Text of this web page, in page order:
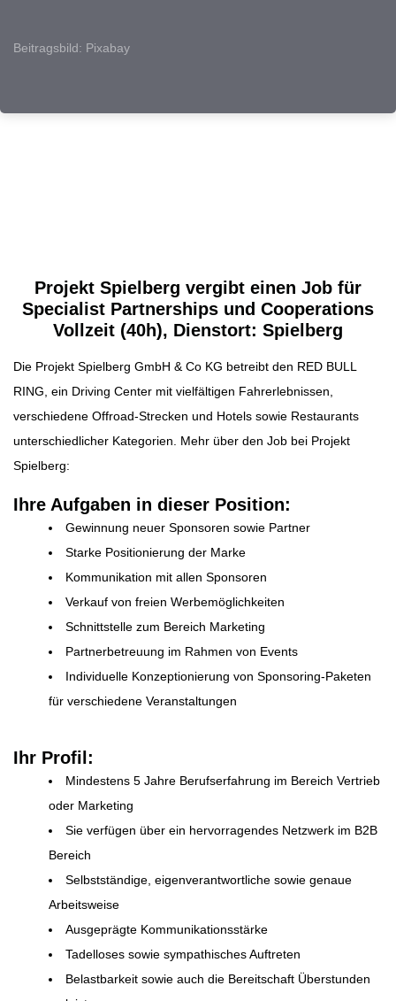
Beitragsbild: Pixabay
Projekt Spielberg vergibt einen Job für
Specialist Partnerships und Cooperations
Vollzeit (40h), Dienstort: Spielberg
Die Projekt Spielberg GmbH & Co KG betreibt den RED BULL
RING, ein Driving Center mit vielfältigen Fahrerlebnissen,
verschiedene Offroad-Strecken und Hotels sowie Restaurants
unterschiedlicher Kategorien. Mehr über den Job bei Projekt
Spielberg:
Ihre Aufgaben in dieser Position:
Gewinnung neuer Sponsoren sowie Partner
Starke Positionierung der Marke
Kommunikation mit allen Sponsoren
Verkauf von freien Werbemöglichkeiten
Schnittstelle zum Bereich Marketing
Partnerbetreuung im Rahmen von Events
Individuelle Konzeptionierung von Sponsoring-Paketen
für verschiedene Veranstaltungen
Ihr Profil:
Mindestens 5 Jahre Berufserfahrung im Bereich Vertrieb
oder Marketing
Sie verfügen über ein hervorragendes Netzwerk im B2B
Bereich
Selbstständige, eigenverantwortliche sowie genaue
Arbeitsweise
Ausgeprägte Kommunikationsstärke
Tadelloses sowie sympathisches Auftreten
Belastbarkeit sowie auch die Bereitschaft Überstunden